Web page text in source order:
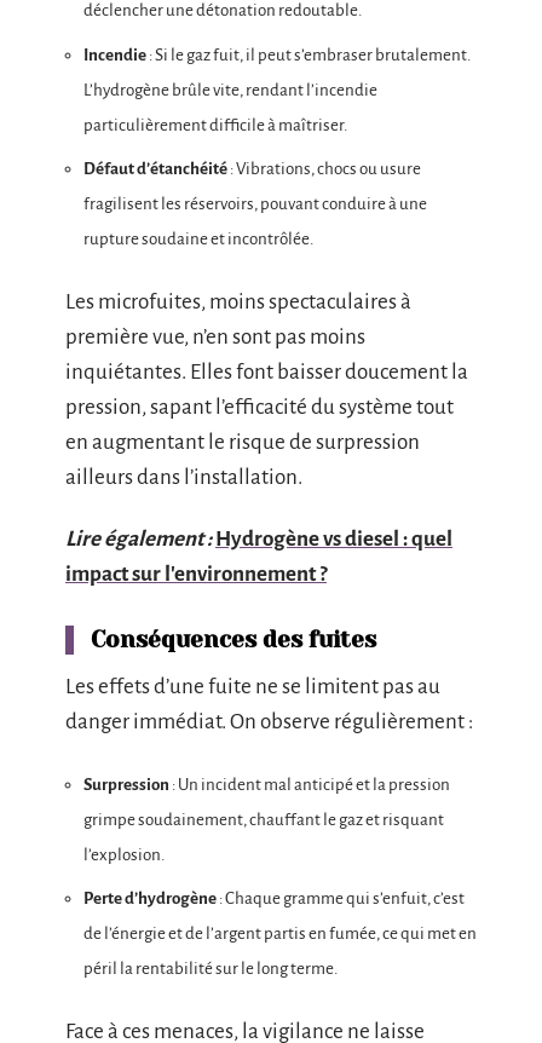
déclencher une détonation redoutable.
Incendie : Si le gaz fuit, il peut s’embraser brutalement.
L’hydrogène brûle vite, rendant l’incendie
particulièrement difficile à maîtriser.
Défaut d’étanchéité : Vibrations, chocs ou usure
fragilisent les réservoirs, pouvant conduire à une
rupture soudaine et incontrôlée.
Les microfuites, moins spectaculaires à
première vue, n’en sont pas moins
inquiétantes. Elles font baisser doucement la
pression, sapant l’efficacité du système tout
en augmentant le risque de surpression
ailleurs dans l’installation.
Lire également : Hydrogène vs diesel : quel
impact sur l'environnement ?
Conséquences des fuites
Les effets d’une fuite ne se limitent pas au
danger immédiat. On observe régulièrement :
Surpression : Un incident mal anticipé et la pression
grimpe soudainement, chauffant le gaz et risquant
l’explosion.
Perte d’hydrogène : Chaque gramme qui s’enfuit, c’est
de l’énergie et de l’argent partis en fumée, ce qui met en
péril la rentabilité sur le long terme.
Face à ces menaces, la vigilance ne laisse